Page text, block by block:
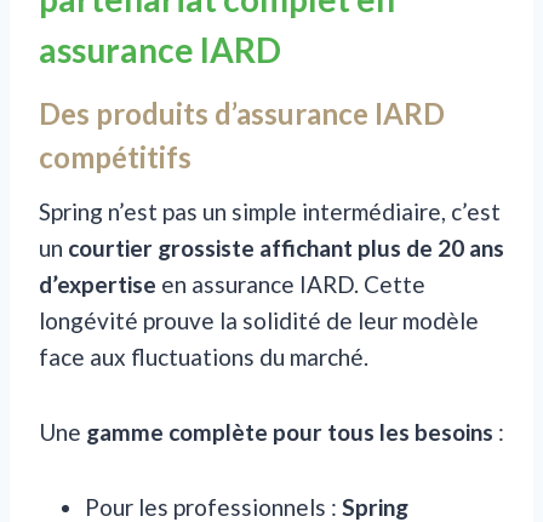
assurance IARD
Des produits d’assurance IARD
compétitifs
Spring n’est pas un simple intermédiaire, c’est
un courtier grossiste affichant plus de 20 ans
d’expertise en assurance IARD. Cette
longévité prouve la solidité de leur modèle
face aux fluctuations du marché.
Une gamme complète pour tous les besoins :
Pour les professionnels : Spring